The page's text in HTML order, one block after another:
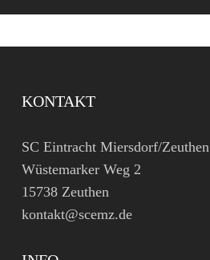
KONTAKT
SC Eintracht Miersdorf/Zeuthen
Wüstemarker Weg 2
15738 Zeuthen
kontakt@scemz.de